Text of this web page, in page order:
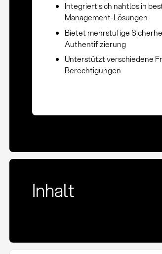
Integriert sich nahtlos in
Management-Lösungen
Bietet mehrstufige
Authentifizierung
Unterstützt verschiedene
Berechtigungen
Inhalt